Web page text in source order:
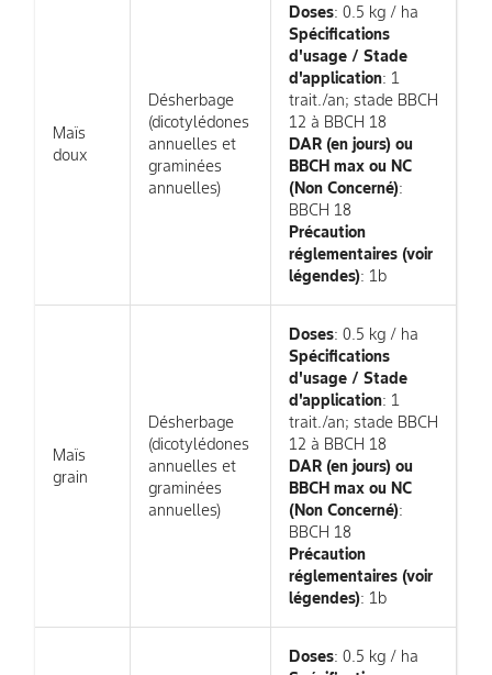
Maïs
doux
Désherbage
(dicotylédones
annuelles et
graminées
annuelles)
Doses: 0.5 kg / ha
Spécifications
d'usage / Stade
d'application: 1
trait./an; stade BBCH
12 à BBCH 18
DAR (en jours) ou
BBCH max ou NC
(Non Concerné):
BBCH 18
Précaution
réglementaires (voir
légendes): 1b
Maïs
grain
Désherbage
(dicotylédones
annuelles et
graminées
annuelles)
Doses: 0.5 kg / ha
Spécifications
d'usage / Stade
d'application: 1
trait./an; stade BBCH
12 à BBCH 18
DAR (en jours) ou
BBCH max ou NC
(Non Concerné):
BBCH 18
Précaution
réglementaires (voir
légendes): 1b
Doses: 0.5 kg / ha